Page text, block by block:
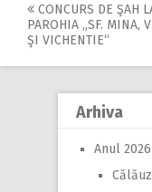
Post
CONCURS DE ŞAH
PAROHIA „SF. MINA,
ŞI VICHENTIE“
Arhiva
Anul 2026